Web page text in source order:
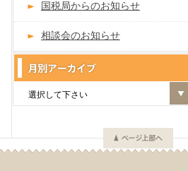
国税局からのお知らせ
相談会のお知らせ
選択して下さい